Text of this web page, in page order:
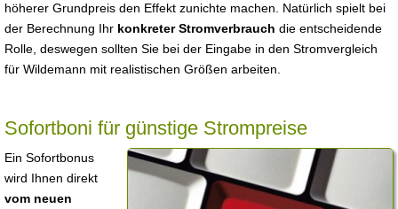
höherer Grundpreis den Effekt zunichte machen. Natürlich spielt bei
der Berechnung Ihr konkreter Stromverbrauch die entscheidende
Rolle, deswegen sollten Sie bei der Eingabe in den Stromvergleich
für Wildemann mit realistischen Größen arbeiten.
Sofortboni für günstige Strompreise
Ein Sofortbonus
wird Ihnen direkt
vom neuen